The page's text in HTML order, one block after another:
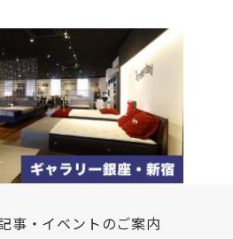
事・イベントのご案内